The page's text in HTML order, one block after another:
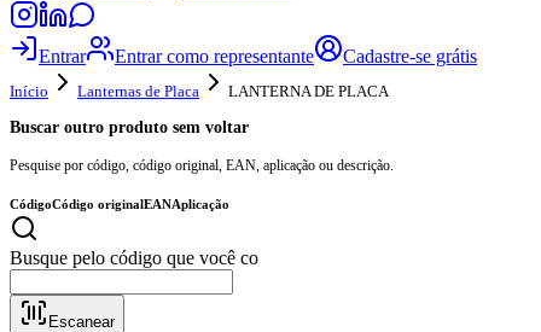
Entrar Entrar como representante Cadastre-se grátis
Início Lanternas de Placa
LANTERNA DE PLACA
Buscar outro produto sem voltar
Pesquise por código, código original, EAN, aplicação ou descrição.
CódigoCódigo originalEANAplicação
Busque pe
Escanear